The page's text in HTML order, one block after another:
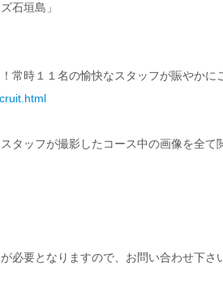
石垣島」
常時１１名の愉快なスタッフが賑やかに
タッフが撮影したコース中の画像を全
必要となりますので、お問い合わせ下さ